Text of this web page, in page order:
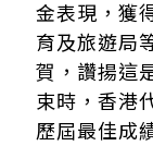
金表現，獲
育及旅遊局
賀，讚揚這
束時，香港
歷屆最佳成